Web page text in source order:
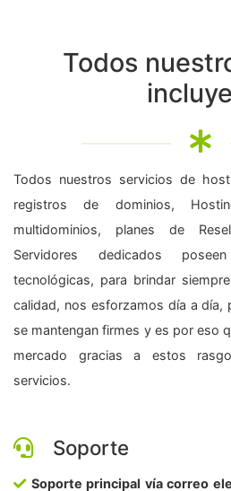
Todos
Todos nuestros servicios de
registros de dominios,
multidominios, planes de
Servidores dedicados
tecnológicas, para brindar
calidad, nos esforzamos día a día,
se mantengan firmes y es por eso
mercado gracias a estos
servicios.
Soporte
Soporte principal vía correo